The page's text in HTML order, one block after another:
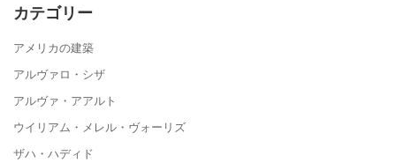
カテゴリー
アメリカの建築
アルヴァロ・シザ
アルヴァ・アアルト
ウイリアム・メレル・ヴォーリズ
ザハ・ハディド